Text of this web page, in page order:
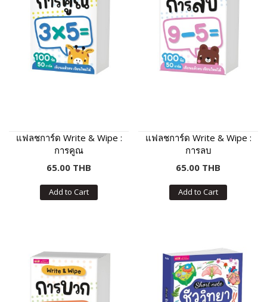
แฟลชการ์ด Write & Wipe :
การคูณ
65.00 THB
Add to Cart
แฟลชการ์ด Write & Wipe :
การลบ
65.00 THB
Add to Cart